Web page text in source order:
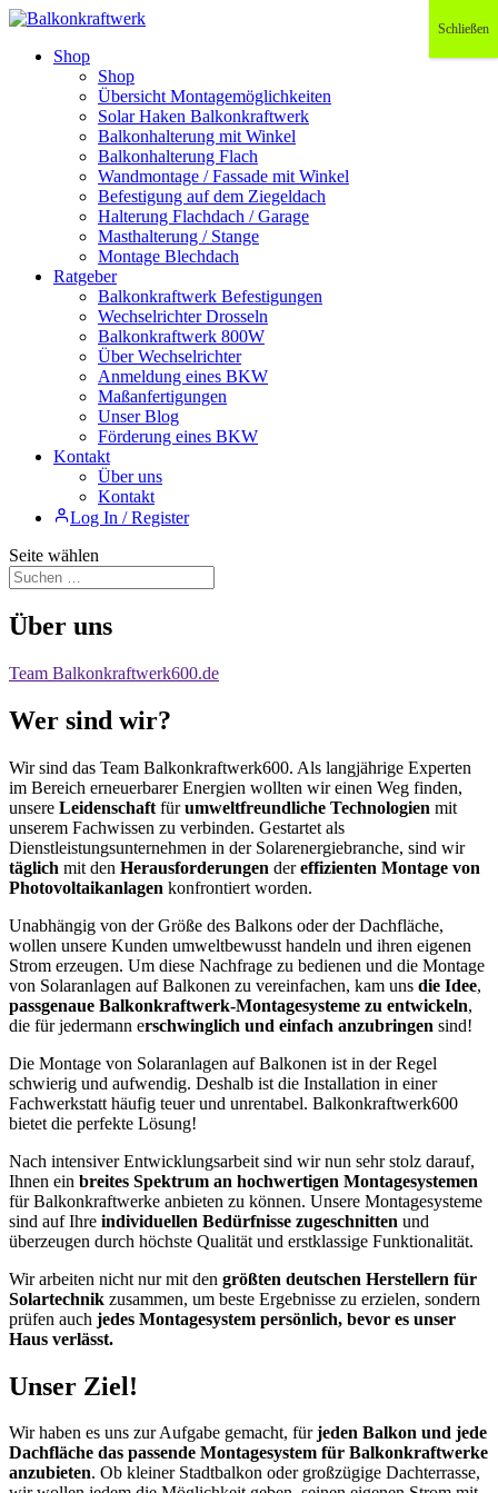
Shop
Shop
Übersicht Montagemöglichkeiten
Solar Haken Balkonkraftwerk
Balkonhalterung mit Winkel
Balkonhalterung Flach
Wandmontage / Fassade mit Winkel
Befestigung auf dem Ziegeldach
Halterung Flachdach / Garage
Masthalterung / Stange
Montage Blechdach
Ratgeber
Balkonkraftwerk Befestigungen
Wechselrichter Drosseln
Balkonkraftwerk 800W
Über Wechselrichter
Anmeldung eines BKW
Maßanfertigungen
Unser Blog
Förderung eines BKW
Kontakt
Über uns
Kontakt
Log In / Register
Seite wählen
Über uns
Team Balkonkraftwerk600.de
Wer sind wir?
Wir sind das Team Balkonkraftwerk600. Als langjährige Experten
im Bereich erneuerbarer Energien wollten wir einen Weg finden,
unsere Leidenschaft fürumweltfreundliche Technologien mit
unserem Fachwissen zu verbinden. Gestartet als
Dienstleistungsunternehmen in der Solarenergiebranche, sind wir
täglich mit den Herausforderungen dereffizienten Montage von
Photovoltaikanlagen konfrontiert worden.
Unabhängig von der Größe des Balkons oder der Dachfläche,
wollen unsere Kunden umweltbewusst handeln und ihren eigenen
Strom erzeugen. Um diese Nachfrage zu bedienen und die Montage
von Solaranlagen auf Balkonen zu vereinfachen, kam uns die Idee,
passgenaue Balkonkraftwerk-Montagesysteme zu entwickeln,
die für jedermann erschwinglich und einfach anzubringen sind!
Die Montage von Solaranlagen auf Balkonen ist in der Regel
schwierig und aufwendig. Deshalb ist die Installation in einer
Fachwerkstatt häufig teuer und unrentabel. Balkonkraftwerk600
bietet die perfekte Lösung!
Nach intensiver Entwicklungsarbeit sind wir nun sehr stolz darauf,
Ihnen ein breites Spektrum an hochwertigen Montagesystemen
für Balkonkraftwerke anbieten zu können. Unsere Montagesysteme
sind auf Ihre individuellen Bedürfnisse zugeschnitten und
überzeugen durch höchste Qualität und erstklassige Funktionalität.
Wir arbeiten nicht nur mit den größten deutschen Herstellern für
Solartechnik zusammen, um beste Ergebnisse zu erzielen, sondern
prüfen auch jedes Montagesystem persönlich, bevor es unser
Haus verlässt.
Unser Ziel!
Wir haben es uns zur Aufgabe gemacht, fürjeden Balkon und jede
Dachfläche das passende Montagesystem für Balkonkraftwerke
anzubieten. Ob kleiner Stadtbalkon oder großzügige Dachterrasse,
Schließen